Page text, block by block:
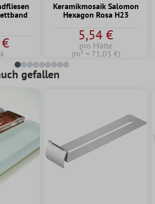
Keramikmosaik Salomon
Hexagon Rosa H23
5,54 €
pro Matte
(m² = 71,03 €)
gefallen